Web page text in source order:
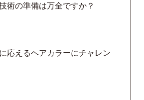
術の準備は万全ですか？
応えるヘアカラーにチャレン